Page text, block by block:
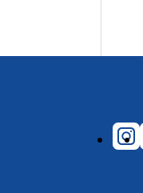
випускник 1996 року.